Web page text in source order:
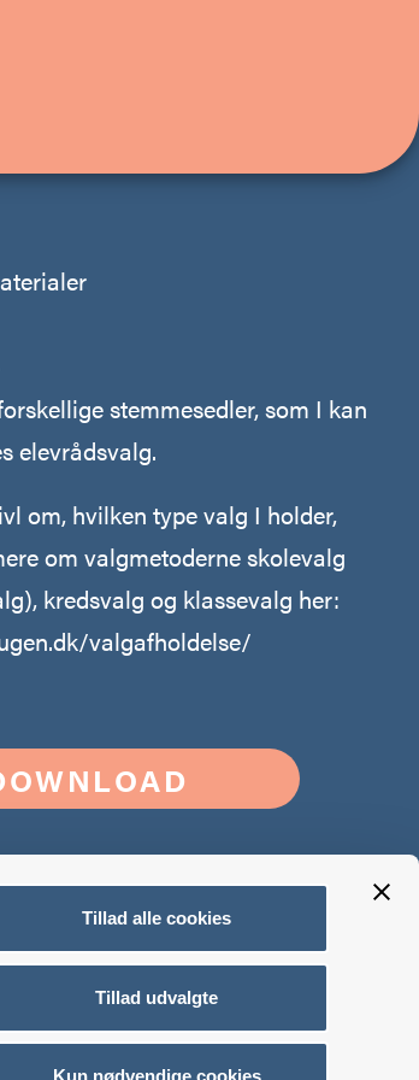
Tillad alle cookies
Tillad udvalgte
Kun nødvendige cookies
stemmesedler, som I kan
elevrådsvalg.
om, hvilken type valg I holder,
om valgmetoderne skolevalg
kredsvalg og klassevalg her:
valgafholdelse/